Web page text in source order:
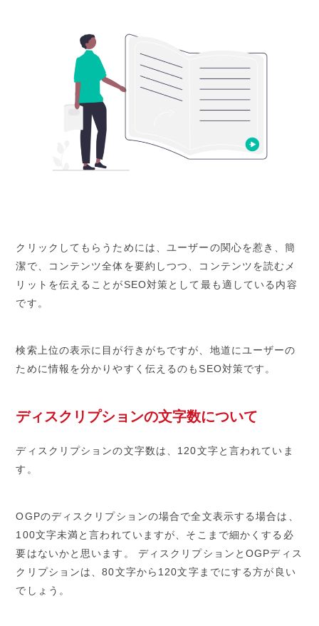
クリックしてもらうためには、ユーザーの関心を惹き、簡
潔で、コンテンツ全体を要約しつつ、コンテンツを読むメ
リットを伝えることがSEO対策として最も適している内容
です。
検索上位の表示に目が行きがちですが、地道にユーザーの
ために情報を分かりやすく伝えるのもSEO対策です。
ディスクリプションの文字数について
ディスクリプションの文字数は、120文字と言われていま
す。
OGPのディスクリプションの場合で全文表示する場合は、
100文字未満と言われていますが、そこまで細かくする必
要はないかと思います。 ディスクリプションとOGPディス
クリプションは、80文字から120文字までにする方が良い
でしょう。